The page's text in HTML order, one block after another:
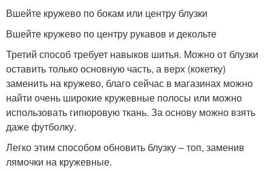
Вшейте кружево по бокам или центру блузки
Вшейте кружево по центру рукавов и декольте
Третий способ требует навыков шитья. Можно от блузки
оставить только основную часть, а верх (кокетку)
заменить на кружево, благо сейчас в магазинах можно
найти очень широкие кружевные полосы или можно
использовать гипюровую ткань. За основу можно взять
даже футболку.
Легко этим способом обновить блузку – топ, заменив
лямочки на кружевные.